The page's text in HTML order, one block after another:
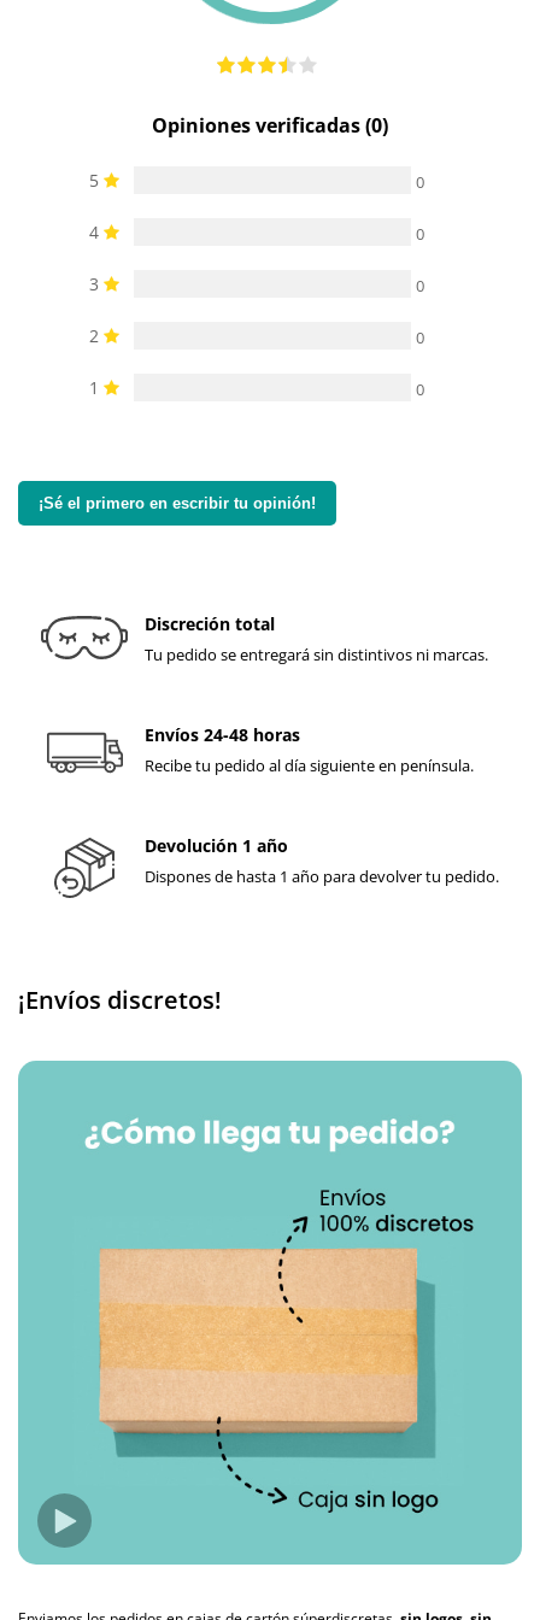
Opiniones verificadas (0)
5 0
4 0
3 0
2 0
1 0
¡Sé el primero en escribir tu opinión!
Discreción total
Tu pedido se entregará sin distintivos ni marcas.
Envíos 24-48 horas
Recibe tu pedido al día siguiente en península.
Devolución 1 año
Dispones de hasta 1 año para devolver tu pedido.
¡Envíos discretos!